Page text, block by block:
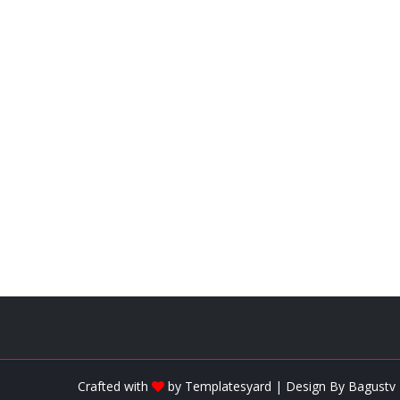
Crafted with by Templatesyard | Design By Bagustv